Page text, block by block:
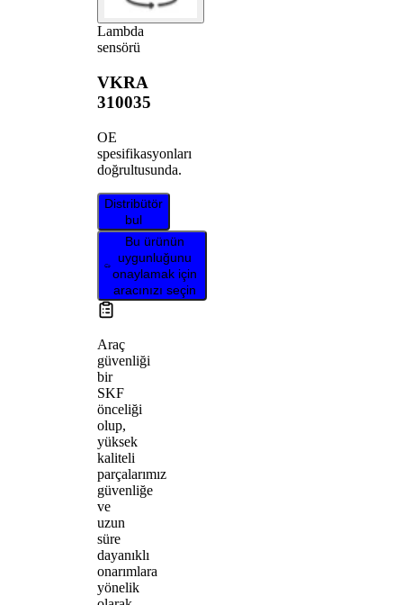
Lambda
sensörü
VKRA
310035
OE
spesifikasyonları
doğrultusunda.
Distribütör
bul
Bu ürünün
uygunluğunu
onaylamak için
aracınızı seçin
Araç
güvenliği
bir
SKF
önceliği
olup,
yüksek
kaliteli
parçalarımız
güvenliğe
ve
uzun
süre
dayanıklı
onarımlara
yönelik